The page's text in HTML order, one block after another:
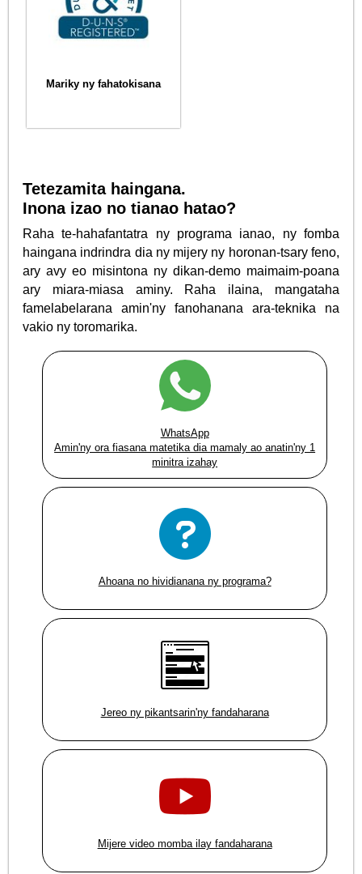
Mariky ny fahatokisana
Tetezamita haingana.
Inona izao no tianao hatao?
Raha te-hahafantatra ny programa ianao, ny fomba
haingana indrindra dia ny mijery ny horonan-tsary feno,
ary avy eo misintona ny dikan-demo maimaim-poana
ary miara-miasa aminy. Raha ilaina, mangataha
famelabelarana amin'ny fanohanana ara-teknika na
vakio ny toromarika.
WhatsApp
Amin'ny ora fiasana matetika dia mamaly ao anatin'ny 1
minitra izahay
Ahoana no hividianana ny programa?
Jereo ny pikantsarin'ny fandaharana
Mijere video momba ilay fandaharana